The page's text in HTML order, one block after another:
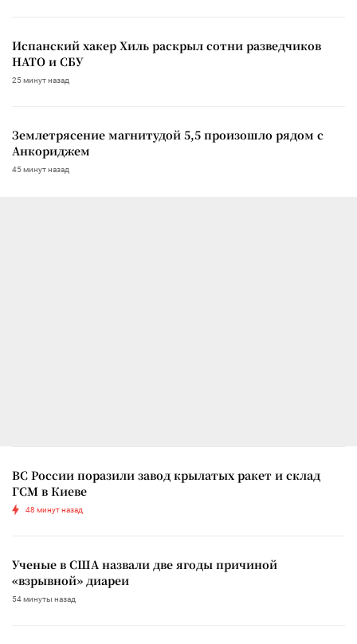
Испанский хакер Хиль раскрыл сотни разведчиков
НАТО и СБУ
25 минут назад
Землетрясение магнитудой 5,5 произошло рядом с
Анкориджем
45 минут назад
ВС России поразили завод крылатых ракет и склад
ГСМ в Киеве
48 минут назад
Ученые в США назвали две ягоды причиной
«взрывной» диареи
54 минуты назад